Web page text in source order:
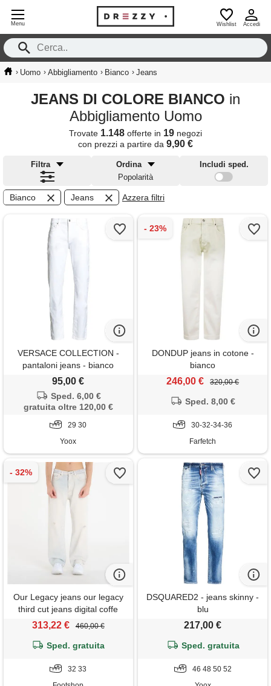
Menu Wishlist Accedi
› Uomo › Abbigliamento › Bianco › Jeans
JEANS DI COLORE BIANCO in
Abbigliamento Uomo
Trovate 1.148 offerte in 19 negozi
con prezzi a partire da 9,90 €
Filtra
Ordina
Popolarità
Includi sped.
Bianco Jeans Azzera filtri
VERSACE COLLECTION -
pantaloni jeans - bianco
95,00 €
Sped. 6,00 €
gratuita oltre 120,00 €
29 30
Yoox
DONDUP jeans in cotone -
bianco
246,00 € 320,00 €
Sped. 8,00 €
30-32-34-36
Farfetch
Our Legacy jeans our legacy
third cut jeans digital coffe
print
313,22 € 460,00 €
Sped. gratuita
32 33
DSQUARED2 - jeans skinny -
blu
217,00 €
Sped. gratuita
46 48 50 52